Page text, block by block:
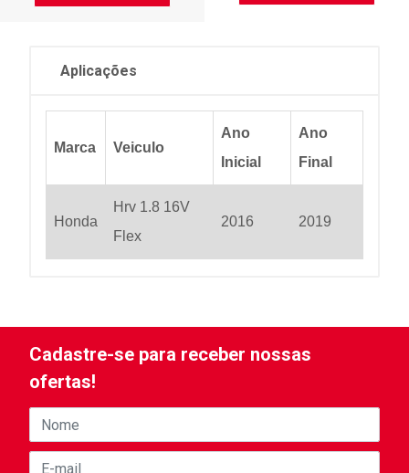
Aplicações
Marca Veiculo
Ano
Inicial
Ano
Final
Honda
Hrv 1.8 16V
Flex
2016 2019
Cadastre-se para receber nossas
ofertas!